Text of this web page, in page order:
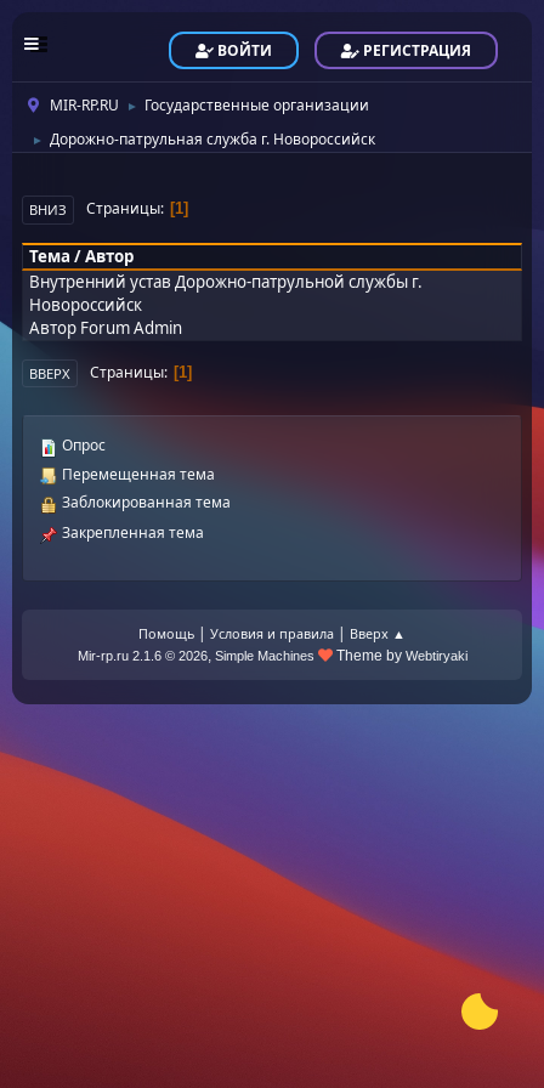
ВОЙТИ РЕГИСТРАЦИЯ
MIR-RP.RU ► Государственные организации
► Дорожно-патрульная служба г. Новороссийск
ВНИЗ Страницы 1
Тема /Автор
Внутренний устав Дорожно-патрульной службы г.
Новороссийск
Автор Forum Admin
ВВЕРХ Страницы 1
Опрос
Перемещенная тема
Заблокированная тема
Закрепленная тема
Помощь | Условия и правила | Вверх ▲
Mir-rp.ru 2.1.6 © 2026, Simple Machines Theme by Webtiryaki